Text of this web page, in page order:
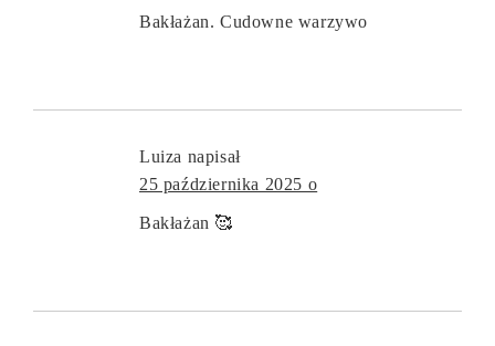
Bakłażan. Cudowne warzywo
Luiza napisał
25 października 2025 o
Bakłażan 🥰